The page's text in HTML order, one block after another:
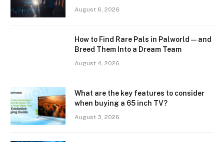
August 6, 2026
How to Find Rare Pals in Palworld — and
Breed Them Into a Dream Team
August 4, 2026
What are the key features to consider
when buying a 65 inch TV?
August 3, 2026